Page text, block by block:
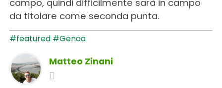
campo, quindi difficilmente sarà in campo
da titolare come seconda punta.
#featured #Genoa
Matteo Zinani